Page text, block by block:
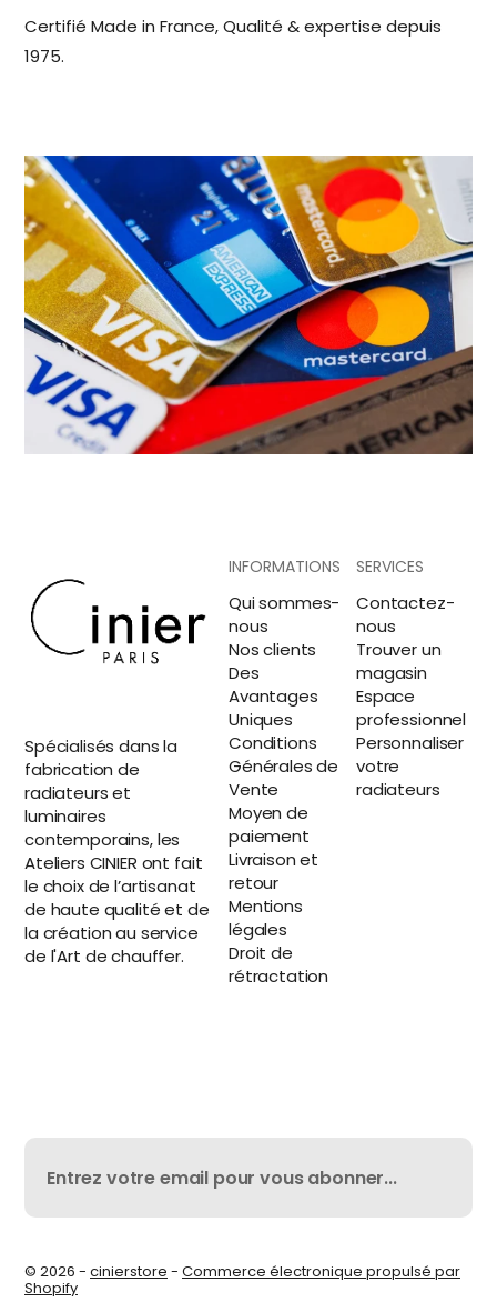
Certifié Made in France, Qualité & expertise depuis
1975.
Spécialisés dans la
fabrication de
radiateurs et
luminaires
contemporains, les
Ateliers CINIER ont fait
le choix de l’artisanat
de haute qualité et de
la création au service
de l'Art de chauffer.
INFORMATIONS
Qui sommes-
nous
Nos clients
Des
Avantages
Uniques
Conditions
Générales de
Vente
Moyen de
paiement
Livraison et
retour
Mentions
légales
Droit de
rétractation
SERVICES
Contactez-
nous
Trouver un
magasin
Espace
professionnel
Personnaliser
votre
radiateurs
© 2026 - cinierstore - Commerce électronique propulsé par
Shopify